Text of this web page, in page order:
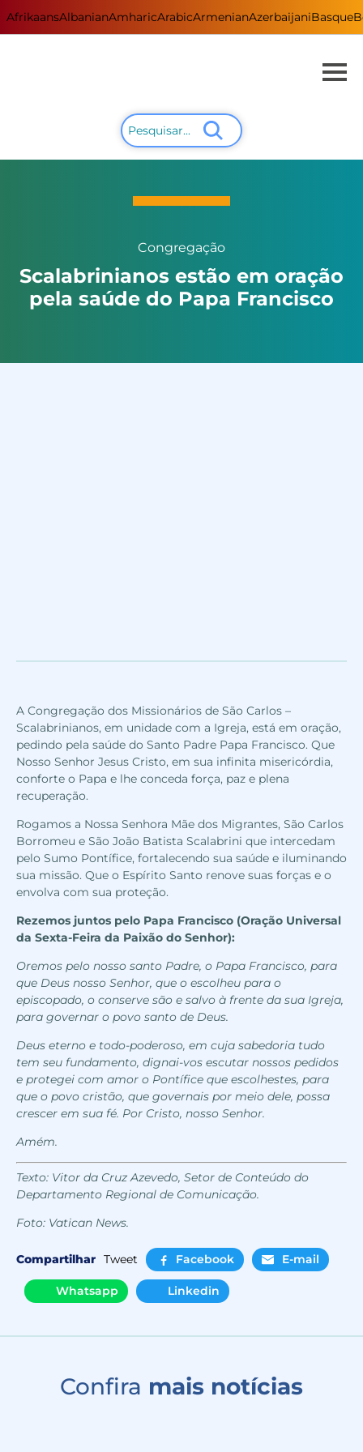
AfrikaansAlbanianAmharicArabicArmenianAzerbaijaniBasque
Congregação
Scalabrinianos estão em oração
pela saúde do Papa Francisco
A Congregação dos Missionários de São Carlos –
Scalabrinianos, em unidade com a Igreja, está em oração,
pedindo pela saúde do Santo Padre Papa Francisco. Que
Nosso Senhor Jesus Cristo, em sua infinita misericórdia,
conforte o Papa e lhe conceda força, paz e plena
recuperação.
Rogamos a Nossa Senhora Mãe dos Migrantes, São Carlos
Borromeu e São João Batista Scalabrini que intercedam
pelo Sumo Pontífice, fortalecendo sua saúde e iluminando
sua missão. Que o Espírito Santo renove suas forças e o
envolva com sua proteção.
Rezemos juntos pelo Papa Francisco (Oração Universal
da Sexta-Feira da Paixão do Senhor):
Oremos pelo nosso santo Padre, o Papa Francisco, para
que Deus nosso Senhor, que o escolheu para o
episcopado, o conserve são e salvo à frente da sua Igreja,
para governar o povo santo de Deus.
Deus eterno e todo-poderoso, em cuja sabedoria tudo
tem seu fundamento, dignai-vos escutar nossos pedidos
e protegei com amor o Pontífice que escolhestes, para
que o povo cristão, que governais por meio dele, possa
crescer em sua fé. Por Cristo, nosso Senhor.
Amém.
Texto: Vitor da Cruz Azevedo, Setor de Conteúdo do
Departamento Regional de Comunicação.
Foto: Vatican News.
Compartilhar Tweet Facebook E-mail
Whatsapp Linkedin
Confira mais notícias